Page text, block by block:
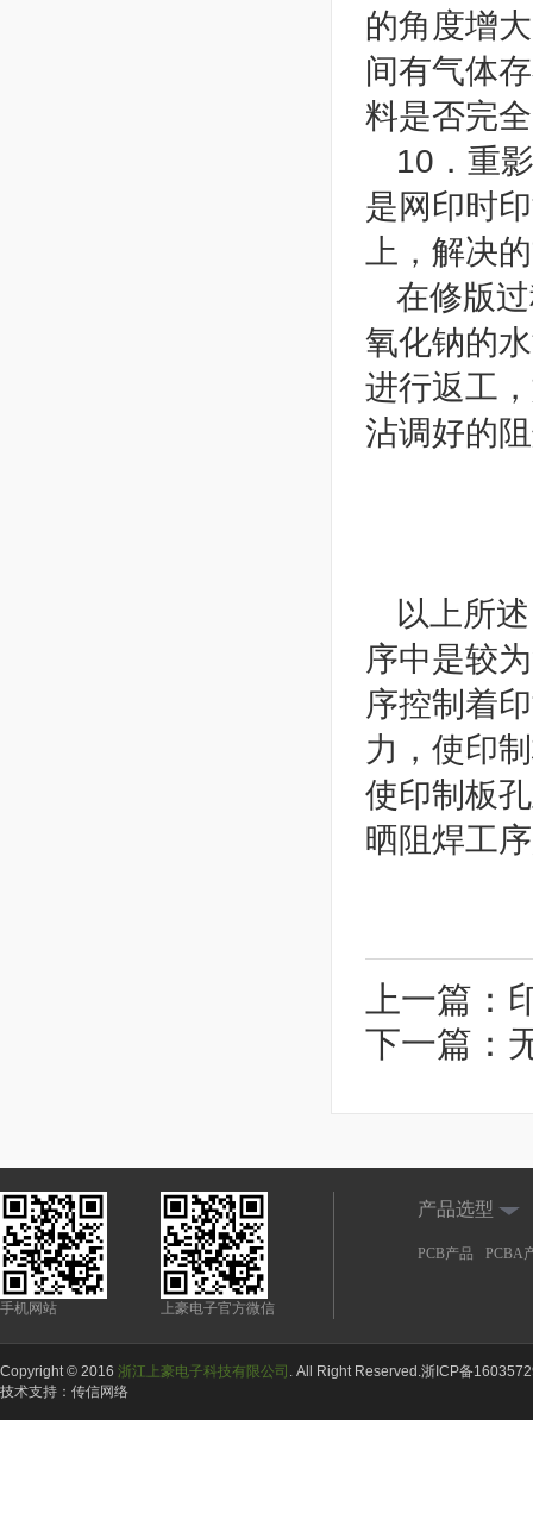
的角度增
间有气体
料是否完
10．重
是网印时
上，解决
在修版
氧化钠的
进行返工
沾调好的
以上所
序中是较
序控制着
力，使印
使印制板
晒阻焊工
上一篇：
下一篇：
手机网站 上豪电子官方微信
产品选型
PCB产品 PCBA
Copyright © 2016 浙江上豪电子科技有限公司 . All Right Reserved.浙ICP备
技术支持： 传信网络